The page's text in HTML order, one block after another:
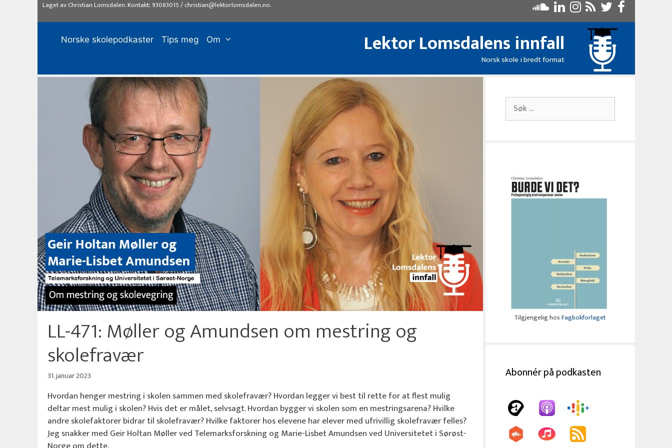
Laget avChristian Lomsdalen. Kontakt: 93083015/christian@lektorlomsdalen.no.
Lektor Lomsdalens innfall
Norsk skole i bredt format
Norske skolepodkaster Tips meg Om
LL-471: Møller og Amundsen om mestring og
skolefravær
31. januar 2023
Hvordan henger mestring i skolen sammen med skolefravær? Hvordan legger vi best til rette for at flest mulig
deltar mest mulig i skolen? Hvis det er målet, selvsagt. Hvordan bygger vi skolen som en mestringsarena? Hvilke
andre skolefaktorer bidrar til skolefravær? Hvilke faktorer hos elevene har elever med ufrivillig skolefravær felles?
Jeg snakker med Geir Holtan Møller ved Telemarksforskning og Marie-Lisbet Amundsen ved Universitetet i Sørøst-
Søk
etter:
Tilgjengelig hosFagbokforlaget
Abonnér på podkasten